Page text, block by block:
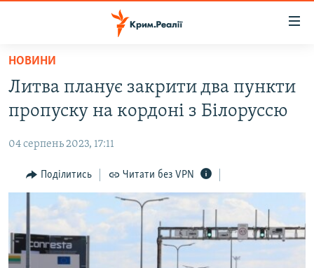
Перейти
основного
матеріалу
Перейти
до
навігації
Перейти
пошуку
ВІДЕО ТА ФОТО
ПОЛІТИКА
БЛОГИ
ВСЕ ЗА ДЕНЬ
НОВИНИ
Литва планує закрити два пункти
пропуску на кордоні з Білоруссю
04 серпень 2023, 17:11
Поділитись Читати без VPN